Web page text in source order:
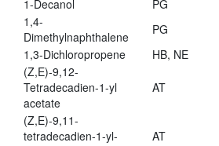
1-Decanol
PG
1,4-
Dimethylnaphthalene
PG
1,3-Dichloropropene
HB, NE
(Z,E)-9,12-
Tetradecadien-1-yl
acetate
AT
(Z,E)-9,11-
tetradecadien-1-yl-
AT